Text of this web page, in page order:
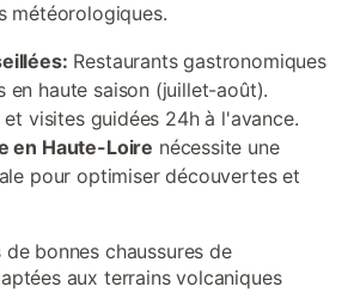
météorologiques.
Restaurants gastronomiques
en haute saison (juillet-août).
visites guidées 24h à l'avance.
en Haute-Loire nécessite une
pour optimiser découvertes et
bonnes chaussures de
aux terrains volcaniques